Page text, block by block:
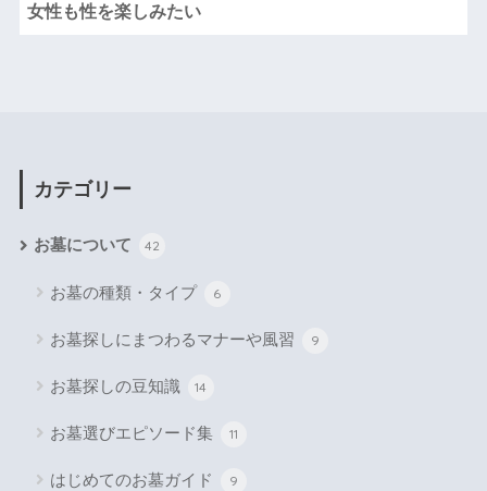
女性も性を楽しみたい
カテゴリー
お墓について 42
お墓の種類・タイプ 6
お墓探しにまつわるマナーや風習 9
お墓探しの豆知識 14
お墓選びエピソード集 11
はじめてのお墓ガイド 9